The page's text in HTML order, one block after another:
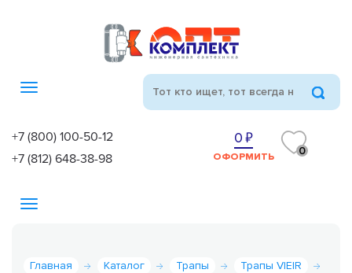
Toggle
+7 (800) 100-50-12
+7 (812) 648-38-98
0
ОФОРМИТЬ 0
Toggle
Главная Каталог Трапы
Трапы VIEIR